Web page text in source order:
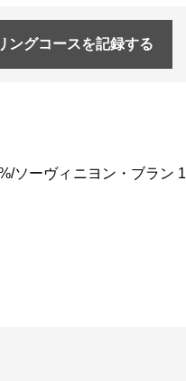
ングコースを記録する
ソーヴィニヨン・ブラン 1